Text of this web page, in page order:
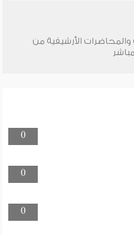
والمحاضرات الأرشيفية من
0
0
0